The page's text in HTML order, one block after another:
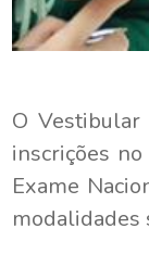
O
inscrições
Exame